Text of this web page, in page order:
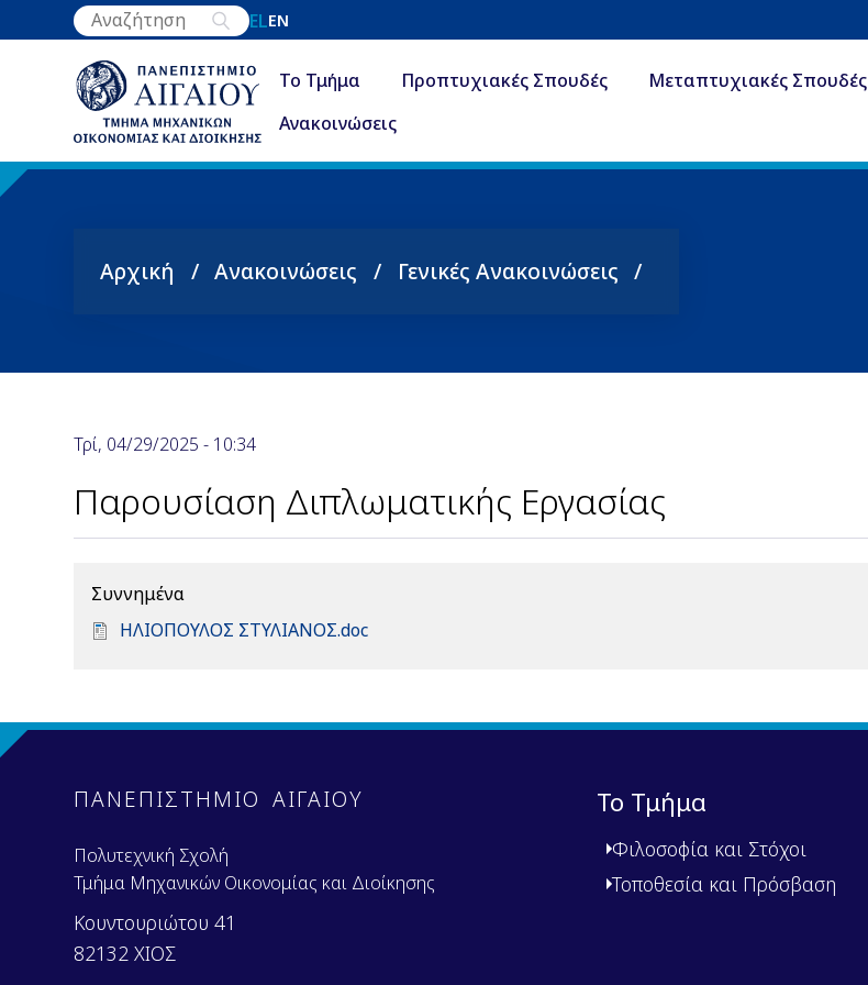
Παράκαμψη
προς
περιεχόμενο
ELEN
Το Τμήμα Προπτυχιακές Σπουδές Μεταπτυχιακές Σπουδές
Ανακοινώσεις
Breadcrumb
Αρχική Ανακοινώσεις Γενικές Ανακοινώσεις
Τρί, 04/29/2025 - 10:34
Παρουσίαση Διπλωματικής Εργασίας
Συννημένα
D
n
ΗΛΙΟΠΟΥΛΟΣ ΣΤΥΛΙΑΝΟΣ.doc
ΠΑΝΕΠΙΣΤΗΜΙΟ ΑΙΓΑΙΟΥ
Πολυτεχνική Σχολή
Τμήμα Μηχανικών Οικονομίας και Διοίκησης
Κουντουριώτου 41
82132 ΧΙΟΣ
Το Τμήμα
Φιλοσοφία και Στόχοι
Τοποθεσία και Πρόσβαση